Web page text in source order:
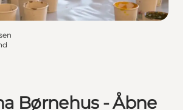
Børnehus - Åbne